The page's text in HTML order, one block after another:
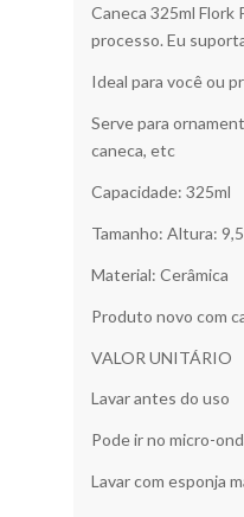
Caneca 325ml Flork
processo. Eu
Ideal para você ou
Serve para
caneca, etc
Capacidade: 325ml
Tamanho: Altura:
Material: Cerâmica
Produto novo com
VALOR UNITÁRIO
Lavar antes do uso
Pode ir no micro-
Lavar com esponja